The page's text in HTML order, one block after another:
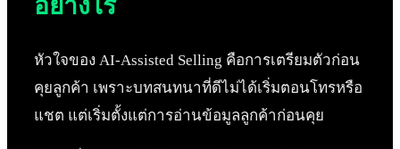
อย่างไร
หัวใจของ AI-Assisted Selling คือการเตรียมตัวก่อน
คุยลูกค้า เพราะบทสนทนาที่ดีไม่ได้เริ่มตอนโทรหรือ
แชต แต่เริ่มตั้งแต่การอ่านข้อมูลลูกค้าก่อนคุย